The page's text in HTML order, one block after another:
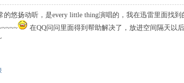
的悠扬动听，是every little thing演唱的，我在迅雷里面找
在QQ问问里面得到帮助解决了，放进空间隔天以